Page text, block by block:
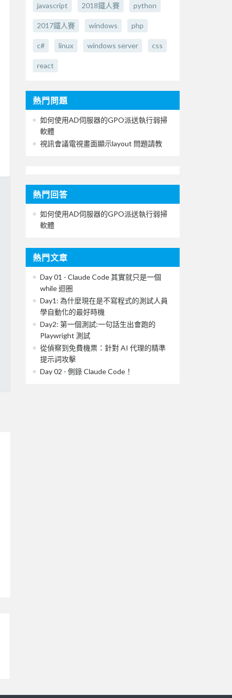
javascript 2018鐵人賽 python
2017鐵人賽 windows php
c# linux windows server css
react
熱門問題
如何使用AD伺服器的GPO派送執行弱掃
軟體
視訊會議電視畫面顯示layout 問題請教
熱門回答
如何使用AD伺服器的GPO派送執行弱掃
軟體
熱門文章
Day 01 - Claude Code 其實就只是一個
while 迴圈
Day1: 為什麼現在是不寫程式的測試人員
學自動化的最好時機
Day2: 第一個測試:一句話生出會跑的
Playwright 測試
從偵察到免費機票：針對 AI 代理的精準
提示詞攻擊
Day 02 - 側錄 Claude Code！